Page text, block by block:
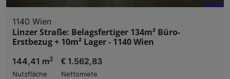
1140 Wien
Linzer Straße: Belagsfertiger 134m² Büro-
Erstbezug + 10m² Lager - 1140 Wien
144,41 m2
Nutzfläche
€ 1.562,83
Nettomiete